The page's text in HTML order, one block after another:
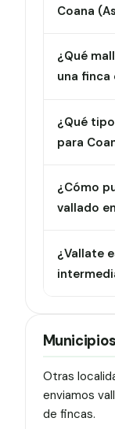
Coana
¿Qué
una finca
¿Qué
para
¿Cómo
vallado
¿Vallate
Otras
enviamos
de fincas.